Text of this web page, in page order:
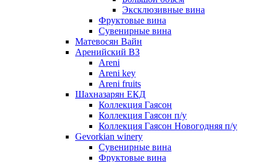
Эксклюзивные вина
Фруктовые вина
Cувенирные вина
Матевосян Вайн
Аренийский ВЗ
Areni
Areni key
Areni fruits
Шахназарян ЕКД
Коллекция Гаясон
Коллекция Гаясон п/у
Коллекция Гаясон Новогодняя п/у
Gevorkian winery
Сувенирные вина
Фруктовые вина